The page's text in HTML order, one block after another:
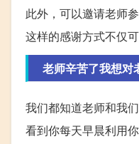
此外，可以邀请老师
这样的感谢方式不仅
老师辛苦了我想对
我们都知道老师和我
看到你每天早晨利用